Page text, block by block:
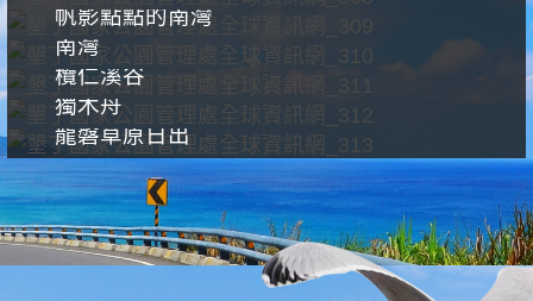
帆影點點的南灣
南灣
欖仁溪谷
獨木舟
龍磐草原日出